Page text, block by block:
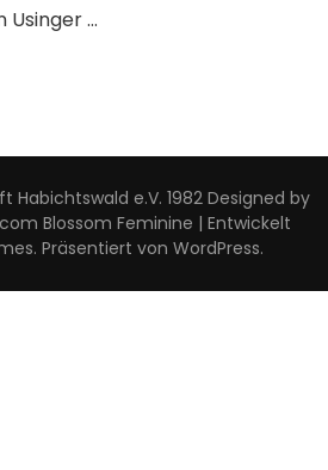
Usinger …
e.V. 1982 Designed by
Blossom Feminine | Entwickelt
. Präsentiert von WordPress.